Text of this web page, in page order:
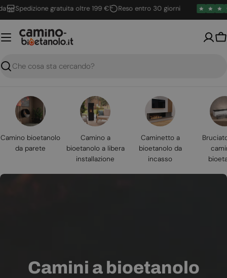
Vai
al
contenuto
gratuita oltre 199 € Reso entro 30 giorni
Ricerca
Camino bioetanolo
da parete
Camino a
bioetanolo a libera
installazione
Caminetto a
bioetanolo da
incasso
Camini a bioetanolo